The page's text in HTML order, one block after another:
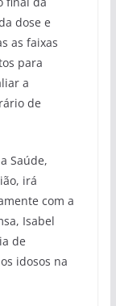
dose e
as faixas
para
a
de
Saúde,
irá
com a
Isabel
de
idosos na